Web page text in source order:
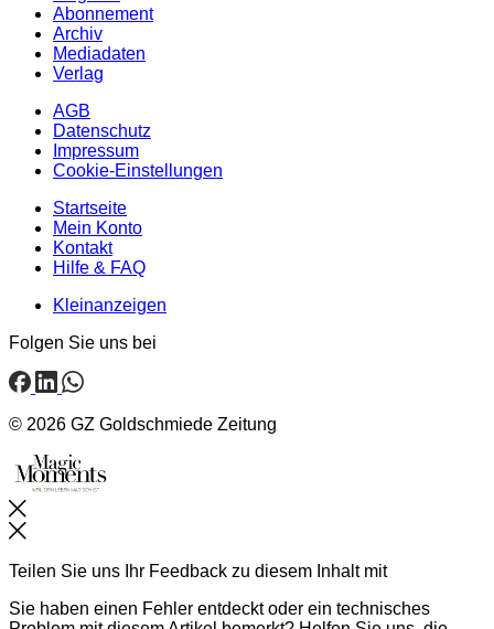
Abonnement
Archiv
Mediadaten
Verlag
AGB
Datenschutz
Impressum
Cookie-Einstellungen
Startseite
Mein Konto
Kontakt
Hilfe & FAQ
Kleinanzeigen
Folgen Sie uns bei
© 2026 GZ Goldschmiede Zeitung
Schließen
Teilen Sie uns Ihr Feedback zu diesem Inhalt mit
Sie haben einen Fehler entdeckt oder ein technisches